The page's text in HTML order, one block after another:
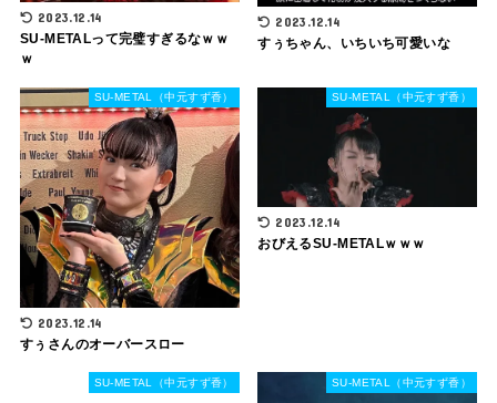
2023.12.14
SU-METALって完璧すぎるなｗｗ
ｗ
2023.12.14
すぅちゃん、いちいち可愛いな
SU-METAL（中元すず香）
2023.12.14
すぅさんのオーバースロー
SU-METAL（中元すず香）
2023.12.14
おびえるSU-METALｗｗｗ
SU-METAL（中元すず香） SU-METAL（中元すず香）